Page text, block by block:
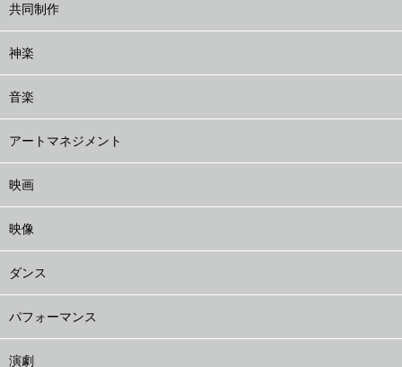
共同制作
神楽
音楽
アートマネジメント
映画
映像
ダンス
パフォーマンス
演劇